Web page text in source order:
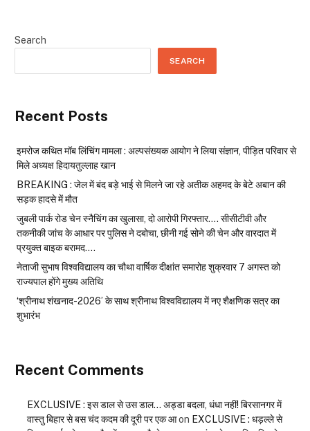
Search
SEARCH
Recent Posts
इमरोज कथित मॉब लिंचिंग मामला : अल्पसंख्यक आयोग ने लिया संज्ञान, पीड़ित परिवार से
मिले अध्यक्ष हिदायतुल्लाह खान
BREAKING : जेल में बंद बड़े भाई से मिलने जा रहे अतीक अहमद के बेटे अबान की
सड़क हादसे में मौत
जुबली पार्क रोड चेन स्नैचिंग का खुलासा, दो आरोपी गिरफ्तार…. सीसीटीवी और
तकनीकी जांच के आधार पर पुलिस ने दबोचा, छीनी गई सोने की चेन और वारदात में
प्रयुक्त बाइक बरामद….
नेताजी सुभाष विश्वविद्यालय का चौथा वार्षिक दीक्षांत समारोह शुक्रवार 7 अगस्त को
राज्यपाल होंगे मुख्य अतिथि
‘श्रीनाथ शंखनाद-2026’ के साथ श्रीनाथ विश्वविद्यालय में नए शैक्षणिक सत्र का
शुभारंभ
Recent Comments
EXCLUSIVE : इस डाल से उस डाल… अड्डा बदला, धंधा नहीं! बिरसानगर में
वास्तु बिहार से बस चंद कदम की दूरी पर एक आon EXCLUSIVE : धड़ल्ले से